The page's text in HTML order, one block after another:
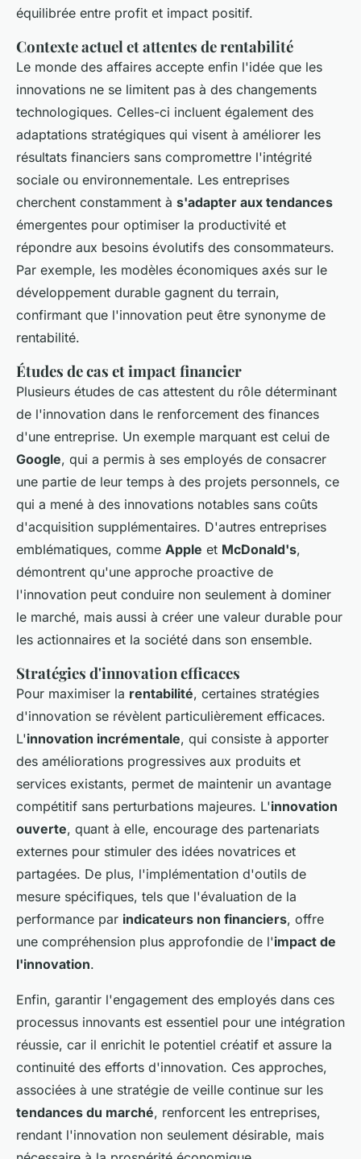
équilibrée entre profit et impact positif.
Contexte actuel et attentes de rentabilité
Le monde des affaires accepte enfin l'idée que les
innovations ne se limitent pas à des changements
technologiques. Celles-ci incluent également des
adaptations stratégiques qui visent à améliorer les
résultats financiers sans compromettre l'intégrité
sociale ou environnementale. Les entreprises
cherchent constamment à s'adapter aux tendances
émergentes pour optimiser la productivité et
répondre aux besoins évolutifs des consommateurs.
Par exemple, les modèles économiques axés sur le
développement durable gagnent du terrain,
confirmant que l'innovation peut être synonyme de
rentabilité.
Études de cas et impact financier
Plusieurs études de cas attestent du rôle déterminant
de l'innovation dans le renforcement des finances
d'une entreprise. Un exemple marquant est celui de
Google, qui a permis à ses employés de consacrer
une partie de leur temps à des projets personnels, ce
qui a mené à des innovations notables sans coûts
d'acquisition supplémentaires. D'autres entreprises
emblématiques, comme Apple et McDonald's,
démontrent qu'une approche proactive de
l'innovation peut conduire non seulement à dominer
le marché, mais aussi à créer une valeur durable pour
les actionnaires et la société dans son ensemble.
Stratégies d'innovation efficaces
Pour maximiser la rentabilité, certaines stratégies
d'innovation se révèlent particulièrement efficaces.
L'innovation incrémentale, qui consiste à apporter
des améliorations progressives aux produits et
services existants, permet de maintenir un avantage
compétitif sans perturbations majeures. L'innovation
ouverte, quant à elle, encourage des partenariats
externes pour stimuler des idées novatrices et
partagées. De plus, l'implémentation d'outils de
mesure spécifiques, tels que l'évaluation de la
performance par indicateurs non financiers, offre
une compréhension plus approfondie de l'impact de
l'innovation.
Enfin, garantir l'engagement des employés dans ces
processus innovants est essentiel pour une intégration
réussie, car il enrichit le potentiel créatif et assure la
continuité des efforts d'innovation. Ces approches,
associées à une stratégie de veille continue sur les
tendances du marché, renforcent les entreprises,
rendant l'innovation non seulement désirable, mais